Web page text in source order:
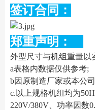
签订合同：
郑重声明：
外型尺寸与机组重量以
a表格内数据仅供参考;
b因原制造厂家或本公
c.以上规格机组均为
220V/380V、功率因数